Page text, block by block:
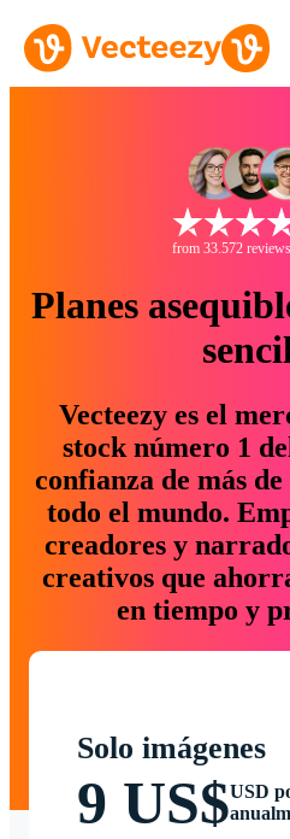
from 33.572
Planes
Vecteezy es el
stock número 1
confianza de más
todo el mundo.
creadores y
creativos que
en tiempo y
Solo imágenes
9 US$USD